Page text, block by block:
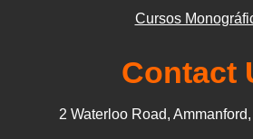
Cursos
Contact
2 Waterloo Road,